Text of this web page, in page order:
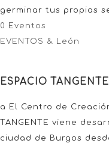
germinar tus propias
0 Eventos
EVENTOS & León
ESPACIO TANGENTE
a El Centro de
TANGENTE viene
ciudad de Burgos